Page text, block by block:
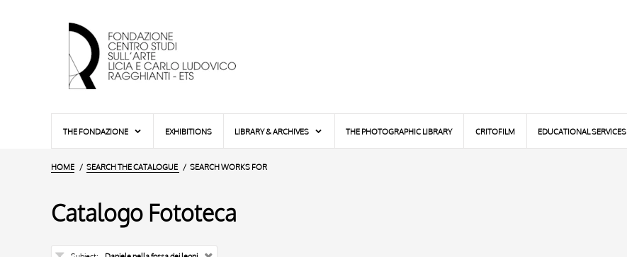
THE FONDAZIONE EXHIBITIONS LIBRARY & ARCHIVES THE PHOTOGRAPHIC LIBRARY CRITOFILM EDUCATIONAL SERVICES
HOME SEARCH THE CATALOGUE SEARCH WORKS FOR
Catalogo Fototeca